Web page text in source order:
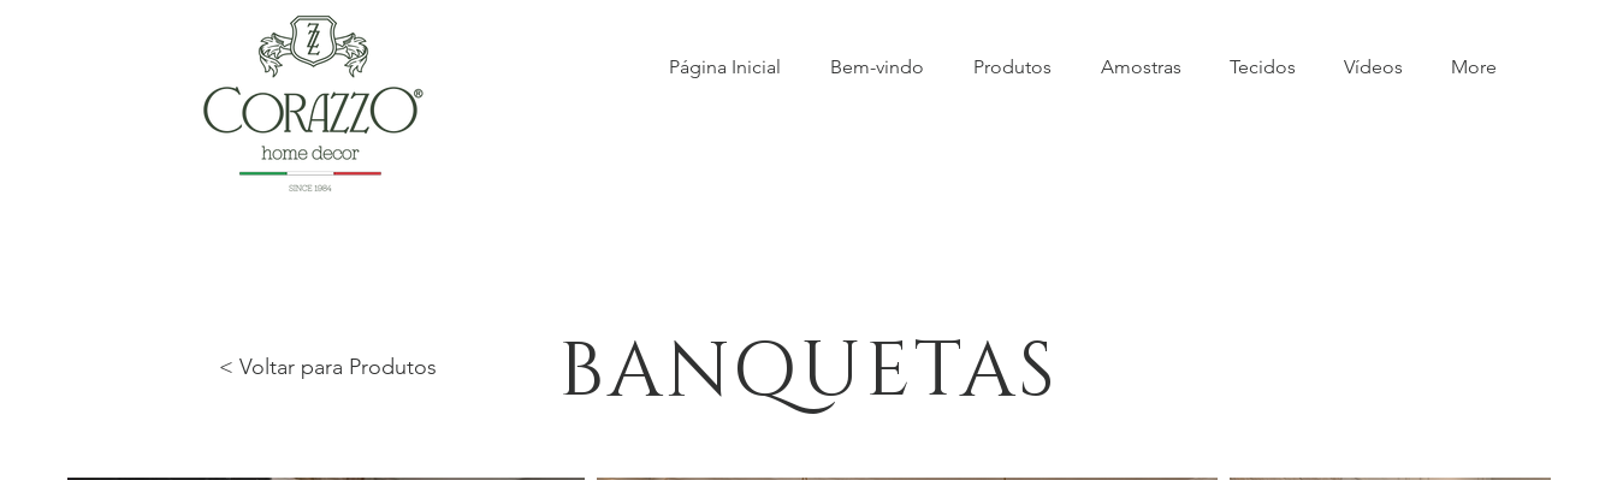
Página Inicial Bem-vindo Produtos Amostras Tecidos Vídeos More
< Voltar para Produtos BANQUETAS